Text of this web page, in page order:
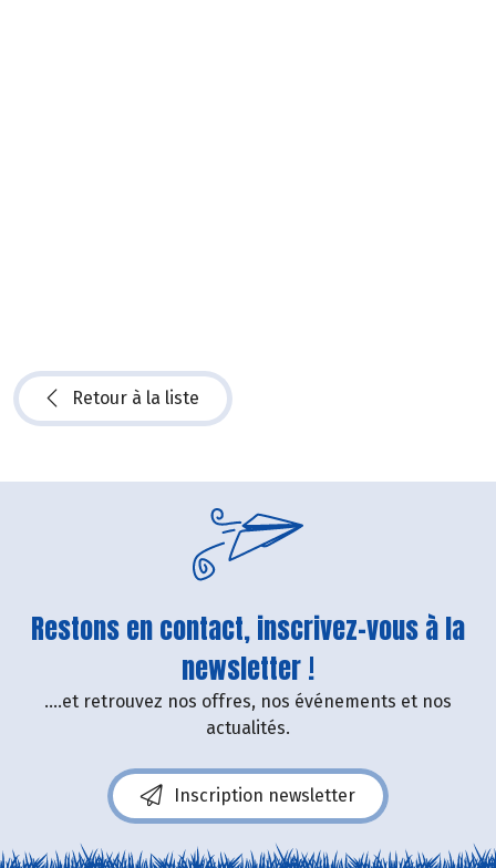
Retour à la liste
Restons en contact, inscrivez-vous à la
newsletter !
....et retrouvez nos offres, nos événements et nos
actualités.
Inscription newsletter